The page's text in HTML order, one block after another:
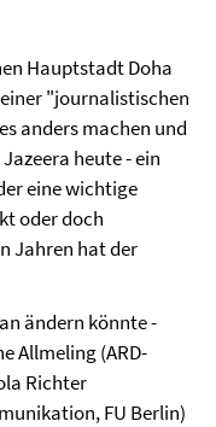
Hauptstadt Doha
"journalistischen
anders machen und
heute - ein
eine wichtige
oder doch
Jahren hat der
ändern könnte -
Allmeling (ARD-
Richter
FU Berlin)